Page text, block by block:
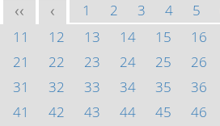
<< < 1 2 3 4 5
11
12 13 14 15 16
21
22 23 24 25 26
31
32 33 34 35 36
41
42 43 44 45 46